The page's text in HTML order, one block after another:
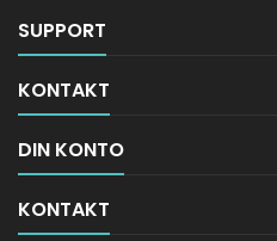
SUPPORT
KONTAKT
DIN KONTO
KONTAKT